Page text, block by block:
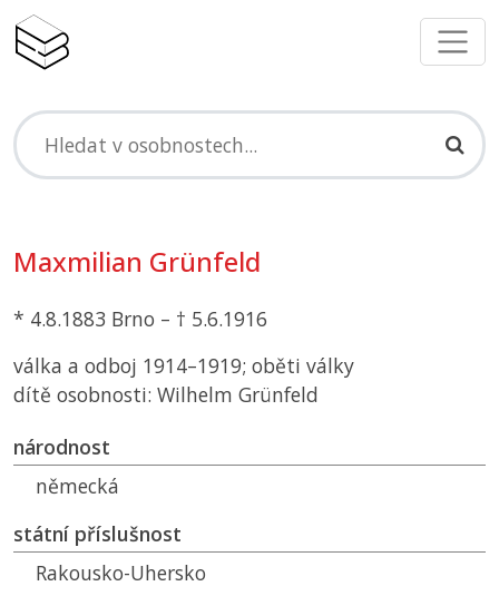
Maxmilian Grünfeld
* 4.8.1883 Brno – † 5.6.1916
válka a odboj 1914–1919; oběti války
dítě osobnosti: Wilhelm Grünfeld
národnost
německá
státní příslušnost
Rakousko-Uhersko